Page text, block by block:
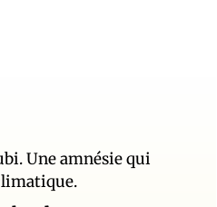
Une amnésie qui